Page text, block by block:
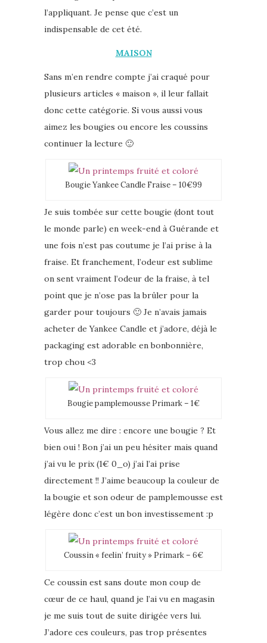
l’appliquant. Je pense que c’est un
indispensable de cet été.
MAISON
Sans m’en rendre compte j’ai craqué pour
plusieurs articles « maison », il leur fallait
donc cette catégorie. Si vous aussi vous
aimez les bougies ou encore les coussins
continuer la lecture 🙂
Bougie Yankee Candle Fraise – 10€99
Je suis tombée sur cette bougie (dont tout
le monde parle) en week-end à Guérande et
une fois n’est pas coutume je l’ai prise à la
fraise. Et franchement, l’odeur est sublime
on sent vraiment l’odeur de la fraise, à tel
point que je n’ose pas la brûler pour la
garder pour toujours 🙂 Je n’avais jamais
acheter de Yankee Candle et j’adore, déjà le
packaging est adorable en bonbonnière,
trop chou <3
Bougie pamplemousse Primark – 1€
Vous allez me dire : encore une bougie ? Et
bien oui ! Bon j’ai un peu hésiter mais quand
j’ai vu le prix (1€ 0_o) j’ai l’ai prise
directement !! J’aime beaucoup la couleur de
la bougie et son odeur de pamplemousse est
légère donc c’est un bon investissement :p
Coussin « feelin’ fruity » Primark – 6€
Ce coussin est sans doute mon coup de
cœur de ce haul, quand je l’ai vu en magasin
je me suis tout de suite dirigée vers lui.
J’adore ces couleurs, pas trop présentes